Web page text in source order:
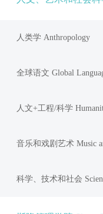
人类学 Anthropology
全球语文 Global
人文+工程/科学
音乐和戏剧艺术 Music
科学、技术和社会